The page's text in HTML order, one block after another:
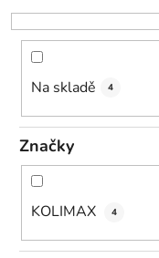
k
t
Na skladě 4
Značky
KOLIMAX 4